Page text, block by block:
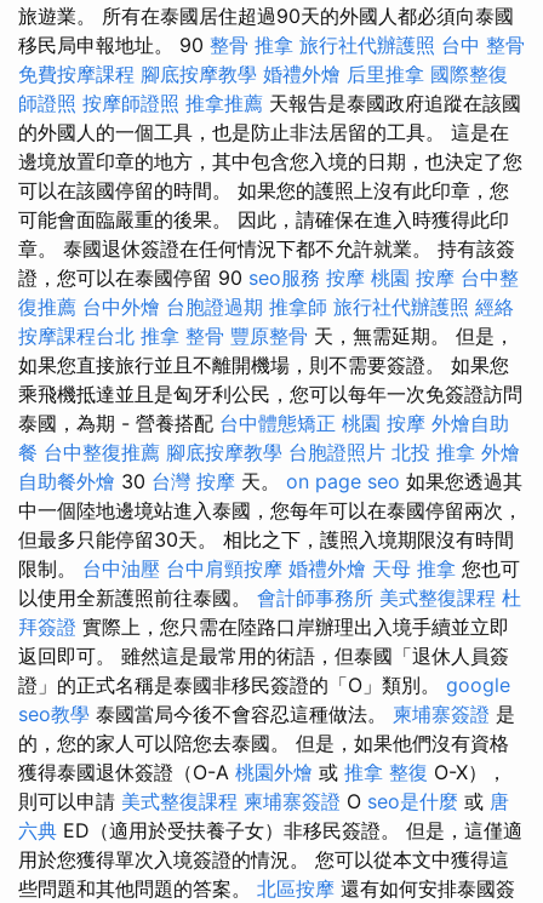
旅遊業。 所有在泰國居住超過90天的外國人都必須向泰國
移民局申報地址。 90 整骨 推拿 旅行社代辦護照 台中 整骨
免費按摩課程 腳底按摩教學 婚禮外燴 后里推拿 國際整復
師證照 按摩師證照 推拿推薦 天報告是泰國政府追蹤在該國
的外國人的一個工具，也是防止非法居留的工具。 這是在
邊境放置印章的地方，其中包含您入境的日期，也決定了您
可以在該國停留的時間。 如果您的護照上沒有此印章，您
可能會面臨嚴重的後果。 因此，請確保在進入時獲得此印
章。 泰國退休簽證在任何情況下都不允許就業。 持有該簽
證，您可以在泰國停留 90 seo服務 按摩 桃園 按摩 台中整
復推薦 台中外燴 台胞證過期 推拿師 旅行社代辦護照 經絡
按摩課程台北 推拿 整骨 豐原整骨 天，無需延期。 但是，
如果您直接旅行並且不離開機場，則不需要簽證。 如果您
乘飛機抵達並且是匈牙利公民，您可以每年一次免簽證訪問
泰國，為期 - 營養搭配 台中體態矯正 桃園 按摩 外燴自助
餐 台中整復推薦 腳底按摩教學 台胞證照片 北投 推拿 外燴
自助餐外燴 30 台灣 按摩 天。 on page seo 如果您透過其
中一個陸地邊境站進入泰國，您每年可以在泰國停留兩次，
但最多只能停留30天。 相比之下，護照入境期限沒有時間
限制。 台中油壓 台中肩頸按摩 婚禮外燴 天母 推拿 您也可
以使用全新護照前往泰國。 會計師事務所 美式整復課程 杜
拜簽證 實際上，您只需在陸路口岸辦理出入境手續並立即
返回即可。 雖然這是最常用的術語，但泰國「退休人員簽
證」的正式名稱是泰國非移民簽證的「O」類別。 google
seo教學 泰國當局今後不會容忍這種做法。 柬埔寨簽證 是
的，您的家人可以陪您去泰國。 但是，如果他們沒有資格
獲得泰國退休簽證（O-A 桃園外燴 或 推拿 整復 O-X），
則可以申請 美式整復課程 柬埔寨簽證 O seo是什麼 或 唐
六典 ED（適用於受扶養子女）非移民簽證。 但是，這僅適
用於您獲得單次入境簽證的情況。 您可以從本文中獲得這
些問題和其他問題的答案。 北區按摩 還有如何安排泰國簽